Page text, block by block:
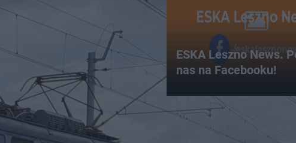
ESKA Leszno News.
nas na Facebooku!